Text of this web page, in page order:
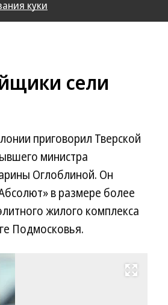
куки
сели
приговорил Тверской
министра
Оглоблиной. Он
в размере более
жилого комплекса
Подмосковья.
Развернуть на весь экран